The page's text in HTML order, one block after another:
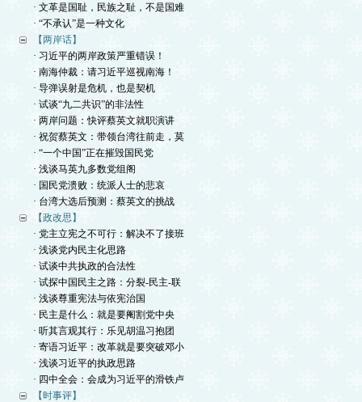
· 文革是国耻，民族之耻，不是国难
· “不承认”是一种文化
【两岸话】
· 习近平的两岸政策严重错误！
· 南海仲裁：请习近平巡视南海！
· 导弹误射是危机，也是契机
· 试谈“九二共识”的非法性
· 两岸问题：快评蔡英文就职演讲
· 祝贺蔡英文：带领台湾往前走，莫
· “一个中国”正在摧毁国民党
· 浅谈马英九多数党组阁
· 国民党溃败：统派人士的悲哀
· 台湾大选后预测：蔡英文的挑战
【政改思】
· 党主立宪之不可行：解决不了接班
· 浅谈党内民主化思路
· 试谈中共执政的合法性
· 试探中国民主之路：分裂-民主-联
· 浅谈尊重宪法与依宪治国
· 民主是什么：就是要阉割党中央
· 听其言观其行：乐见胡温习抱团
· 寄语习近平：改革就是要突破邓小
· 浅谈习近平的执政思路
· 四中全会：会成为习近平的滑铁卢
【时事评】